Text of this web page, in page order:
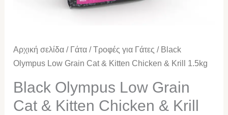
Αρχική σελίδα / Γάτα / Τροφές για Γάτες / Black
Olympus Low Grain Cat & Kitten Chicken & Krill 1.5kg
Black Olympus Low Grain
Cat & Kitten Chicken & Krill